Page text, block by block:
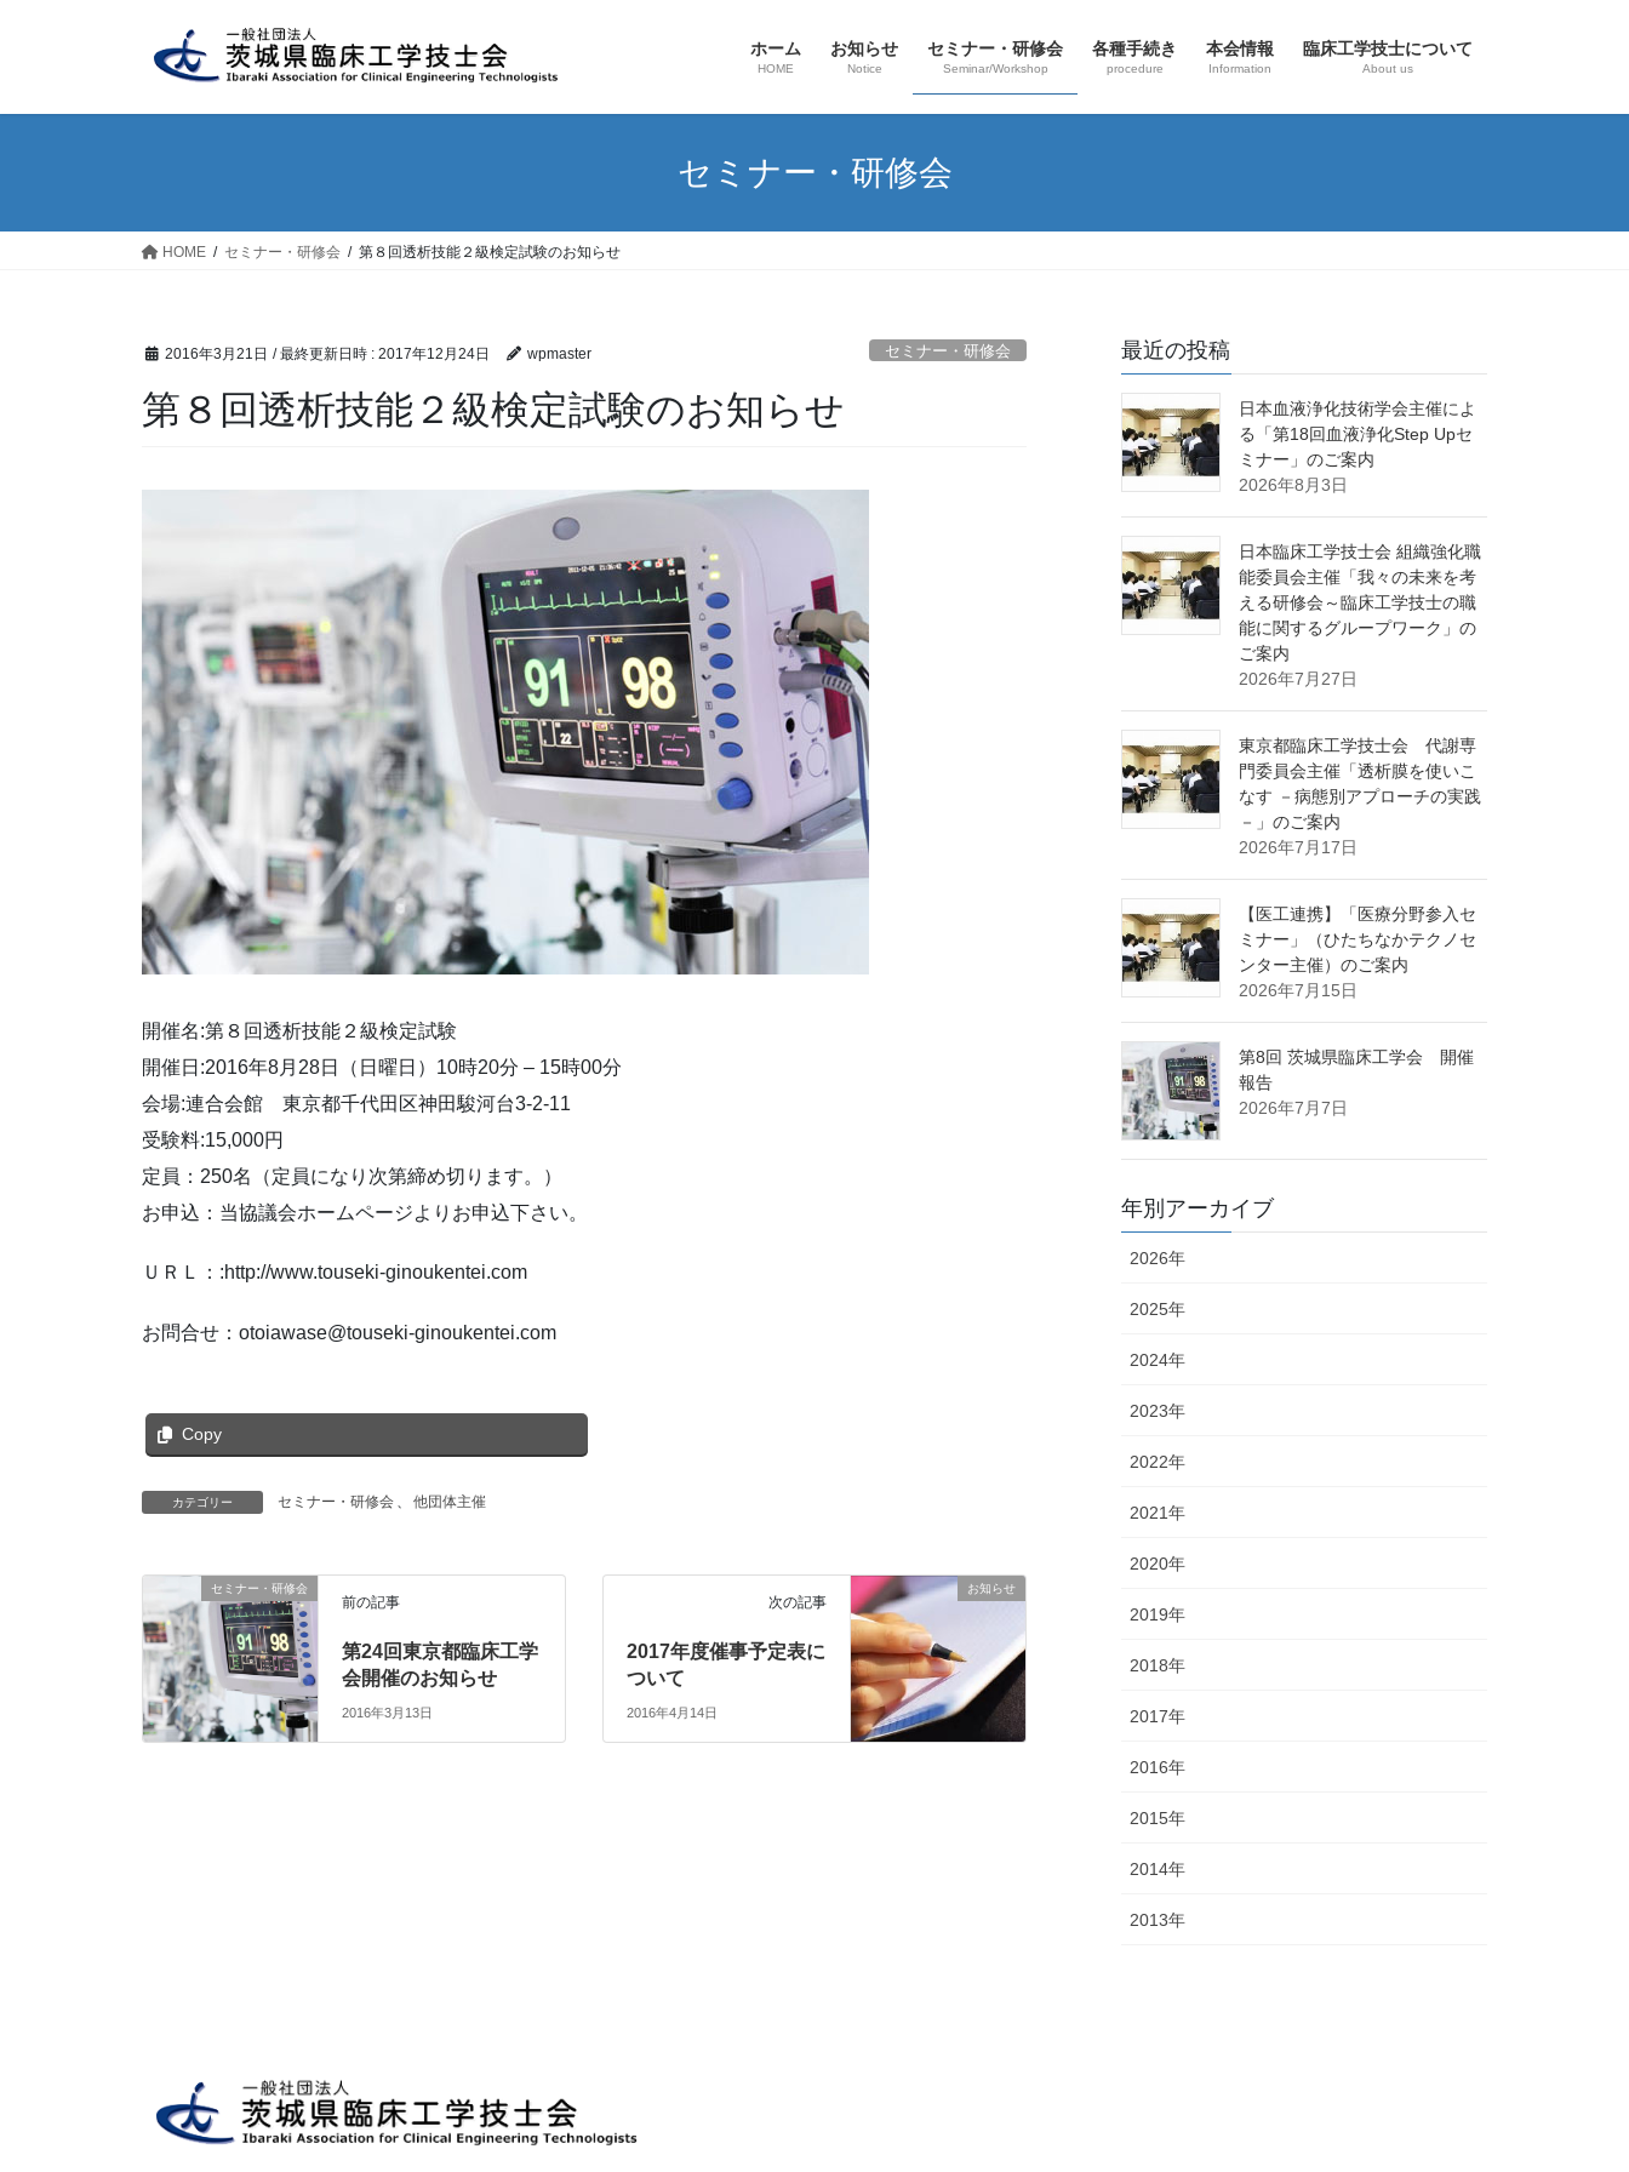
ホーム
HOME
お知らせ
Notice
セミナー・研修会
Seminar/Workshop
各種手続き
procedure
本会情報
Information
臨床工学技士について
About us
セミナー・研修会
HOME セミナー・研修会 第８回透析技能２級検定試験のお知らせ
2016年3月21日 / 最終更新日時 : 2017年12月24日 wpmaster セミナー・研修会
第８回透析技能２級検定試験のお知らせ
開催名:第８回透析技能２級検定試験
開催日:2016年8月28日（日曜日）10時20分 – 15時00分
会場:連合会館 東京都千代田区神田駿河台3-2-11
受験料:15,000円
定員：250名（定員になり次第締め切ります。）
お申込：当協議会ホームページよりお申込下さい。
ＵＲＬ：:http://www.touseki-ginoukentei.com
お問合せ：otoiawase@touseki-ginoukentei.com
Copy
カテゴリー セミナー・研修会 他団体主催
セミナー・研修会
前の記事
第24回東京都臨床工学
会開催のお知らせ
2016年3月13日
お知らせ
次の記事
2017年度催事予定表に
ついて
2016年4月14日
最近の投稿
日本血液浄化技術学会主催によ
る「第18回血液浄化Step Upセ
ミナー」のご案内
2026年8月3日
日本臨床工学技士会 組織強化職
能委員会主催「我々の未来を考
える研修会～臨床工学技士の職
能に関するグループワーク」の
ご案内
2026年7月27日
東京都臨床工学技士会 代謝専
門委員会主催「透析膜を使いこ
なす －病態別アプローチの実践
－」のご案内
2026年7月17日
【医工連携】「医療分野参入セ
ミナー」（ひたちなかテクノセ
ンター主催）のご案内
2026年7月15日
第8回 茨城県臨床工学会 開催
報告
2026年7月7日
年別アーカイブ
2026年
2025年
2024年
2023年
2022年
2021年
2020年
2019年
2018年
2017年
2016年
2015年
2014年
2013年